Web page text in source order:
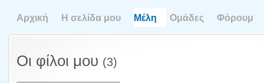
Αρχική Η σελίδα μου Μέλη Ομάδες Φόρουμ
Οι φίλοι μου (3)